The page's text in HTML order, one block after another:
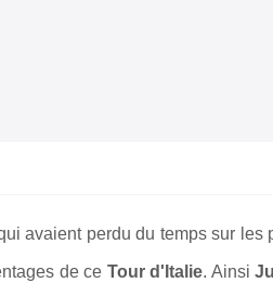
avaient perdu du temps sur
de ce Tour d'Italie. Ainsi